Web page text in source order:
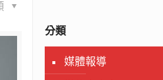
分類
媒體報導